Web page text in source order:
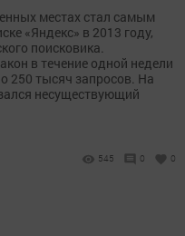
местах стал самым
«Яндекс» в 2013 году,
поисковика.
в течение одной недели
250 тысяч запросов. На
несуществующий
545 0 0